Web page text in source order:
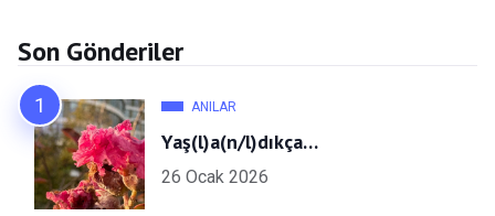
Son Gönderiler
ANILAR
Yaş(l)a(n/l)dıkça…
26 Ocak 2026